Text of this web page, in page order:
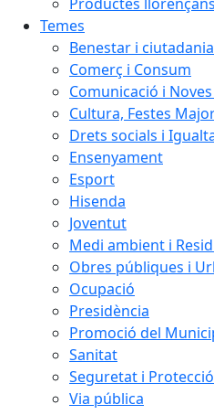
Temes
Benestar i ciutadania
Comerç i Consum
Comunicació i
Cultura, Festes
Drets socials i
Ensenyament
Esport
Hisenda
Joventut
Medi ambient i
Obres públiques i
Ocupació
Presidència
Promoció del
Sanitat
Seguretat i
Via pública